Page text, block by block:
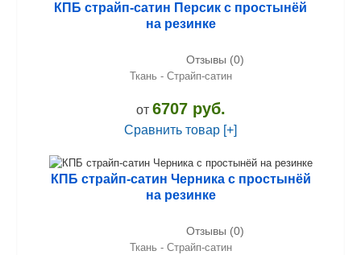
КПБ страйп-сатин Персик с простынёй
на резинке
Отзывы (0)
Ткань - Страйп-сатин
от 6707 руб.
Сравнить товар [+]
КПБ страйп-сатин Черника с простынёй
на резинке
Отзывы (0)
Ткань - Страйп-сатин